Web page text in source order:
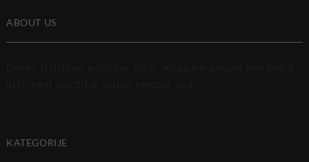
ABOUT US
KATEGORIJE